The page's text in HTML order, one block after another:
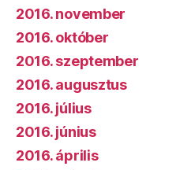
2016. november
2016. október
2016. szeptember
2016. augusztus
2016. július
2016. június
2016. április